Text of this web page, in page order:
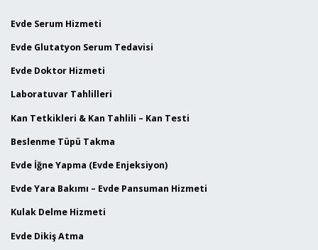
Evde Serum Hizmeti
Evde Glutatyon Serum Tedavisi
Evde Doktor Hizmeti
Laboratuvar Tahlilleri
Kan Tetkikleri & Kan Tahlili – Kan Testi
Beslenme Tüpü Takma
Evde İğne Yapma (Evde Enjeksiyon)
Evde Yara Bakımı – Evde Pansuman Hizmeti
Kulak Delme Hizmeti
Evde Dikiş Atma